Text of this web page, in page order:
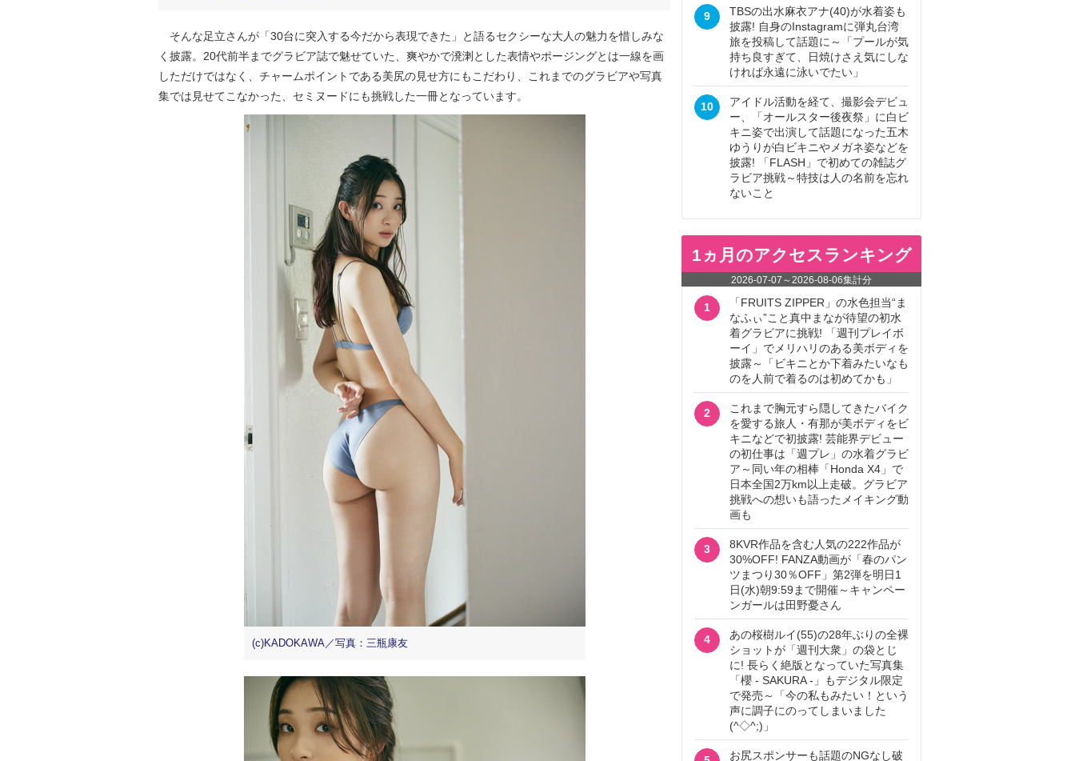
そんな足立さんが「30台に突入する今だから表現できた」と語るセクシーな大人の魅力を惜しみな
く披露。20代前半までグラビア誌で魅せていた、爽やかで溌溂とした表情やポージングとは一線を画
しただけではなく、チャームポイントである美尻の見せ方にもこだわり、これまでのグラビアや写真
集では見せてこなかった、セミヌードにも挑戦した一冊となっています。
(c)KADOKAWA／写真：三瓶康友
9
TBSの出水麻衣アナ(40)が水着姿も
披露! 自身のInstagramに弾丸台湾
旅を投稿して話題に～「プールが気
持ち良すぎて、日焼けさえ気にしな
ければ永遠に泳いでたい」
10
アイドル活動を経て、撮影会デビュ
ー、「オールスター後夜祭」に白ビ
キニ姿で出演して話題になった五木
ゆうりが白ビキニやメガネ姿などを
披露! 「FLASH」で初めての雑誌グ
ラビア挑戦～特技は人の名前を忘れ
ないこと
1ヵ月のアクセスランキング
2026-07-07 ～2026-08-06集計分
1
「FRUITS ZIPPER」の水色担当“ま
なふぃ”こと真中まなが待望の初水
着グラビアに挑戦! 「週刊プレイボ
ーイ」でメリハリのある美ボディを
披露～「ビキニとか下着みたいなも
のを人前で着るのは初めてかも」
2
これまで胸元すら隠してきたバイク
を愛する旅人・有那が美ボディをビ
キニなどで初披露! 芸能界デビュー
の初仕事は「週プレ」の水着グラビ
ア～同い年の相棒「Honda X4」で
日本全国2万km以上走破。グラビア
挑戦への想いも語ったメイキング動
画も
3
8KVR作品を含む人気の222作品が
30%OFF! FANZA動画が「春のパン
ツまつり30％OFF」第2弾を明日1
日(水)朝9:59まで開催～キャンペー
ンガールは田野憂さん
4
あの桜樹ルイ(55)の28年ぶりの全裸
ショットが「週刊大衆」の袋とじ
に! 長らく絶版となっていた写真集
「櫻 - SAKURA -」もデジタル限定
で発売～「今の私もみたい！という
声に調子にのってしまいました
(^◇^;)」
お尻スポンサーも話題のNGなし破